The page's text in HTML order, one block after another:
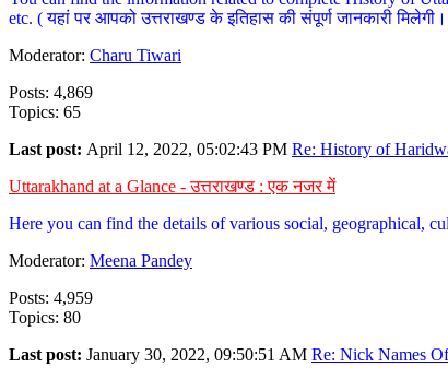
etc. ( यहां पर आपको उत्तराखण्ड के इतिहास की संपूर्ण जानकारी
Moderator: Charu Tiwari
Posts: 4,869
Topics: 65
Last post: April 12, 2022, 05:02:43 PM Re: History of
Uttarakhand at a Glance - उत्तराखण्ड : एक नजर में
Here you can find the details of various social, geographical,
Moderator: Meena Pandey
Posts: 4,959
Topics: 80
Last post: January 30, 2022, 09:50:51 AM Re: Nick Names